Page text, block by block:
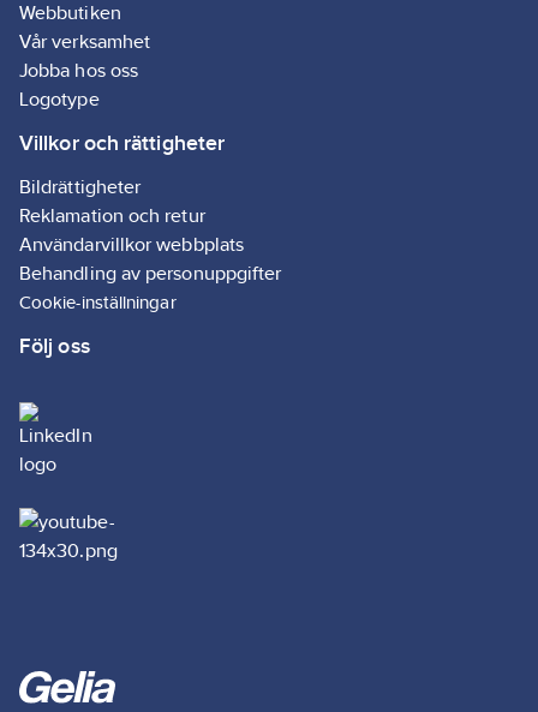
Webbutiken
Vår verksamhet
Jobba hos oss
Logotype
Villkor och rättigheter
Bildrättigheter
Reklamation och retur
Användarvillkor webbplats
Behandling av personuppgifter
Cookie-inställningar
Följ oss